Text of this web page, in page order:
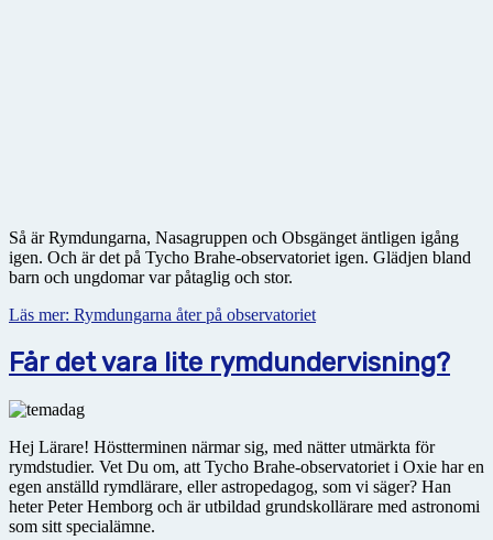
Så är Rymdungarna, Nasagruppen och Obsgänget äntligen igång
igen. Och är det på Tycho Brahe-observatoriet igen. Glädjen bland
barn och ungdomar var påtaglig och stor.
Läs mer: Rymdungarna åter på observatoriet
Får det vara lite rymdundervisning?
Hej Lärare! Höstterminen närmar sig, med nätter utmärkta för
rymdstudier. Vet Du om, att Tycho Brahe-observatoriet i Oxie har en
egen anställd rymdlärare, eller astropedagog, som vi säger? Han
heter Peter Hemborg och är utbildad grundskollärare med astronomi
som sitt specialämne.